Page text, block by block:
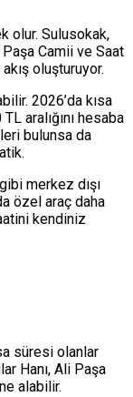
olur. Sulusokak,
Paşa Camii ve Saat
oluşturuyor.
2026’da kısa
aralığını hesaba
bulunsa da
merkez dışı
özel araç daha
kendiniz
süresi olanlar
Hanı, Ali Paşa
alabilir.